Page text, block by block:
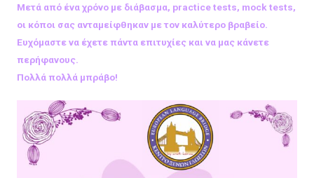
Μετά από ένα χρόνο με διάβασμα, practice tests, mock tests,
οι κόποι σας ανταμείφθηκαν με τον καλύτερο βραβείο.
Ευχόμαστε να έχετε πάντα επιτυχίες και να μας κάνετε
περήφανους.
Πολλά πολλά μπράβο!